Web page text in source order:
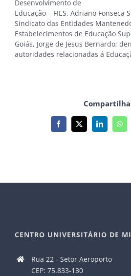
Desenvolvimento de
Educação – FIES, Adriano Fonseca
Sindicato das Entidades
Estabelecimentos de Educação
Goiás, Jorge de Jesus Bernardo;
autoridades relacionadas á
Facebook
X LinkedIn
CENTRO UNIVERSITÁRIO DE
Rua 22 - Setor Aeroporto
CEP: 75.833-130